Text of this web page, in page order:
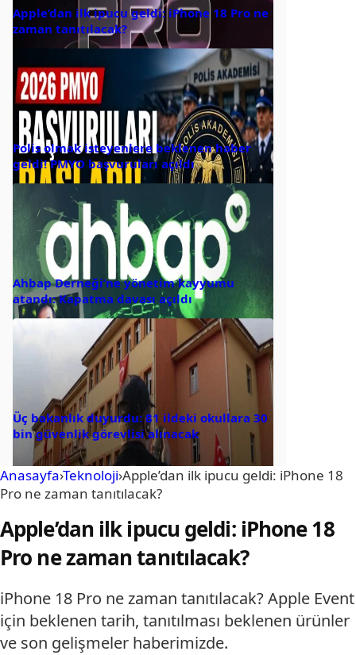
Apple’dan ilk ipucu geldi: iPhone 18 Pro ne
zaman tanıtılacak?
Polis olmak isteyenlere beklenen haber
geldi! PMYO başvuruları açıldı
Ahbap Derneği’ne yönetim kayyumu
atandı: Kapatma davası açıldı
Üç bakanlık duyurdu: 81 ildeki okullara 30
bin güvenlik görevlisi alınacak
Anasayfa›Teknoloji›Apple’dan ilk ipucu geldi: iPhone 18
Pro ne zaman tanıtılacak?
Apple’dan ilk ipucu geldi: iPhone 18
Pro ne zaman tanıtılacak?
iPhone 18 Pro ne zaman tanıtılacak? Apple Event
için beklenen tarih, tanıtılması beklenen ürünler
ve son gelişmeler haberimizde.